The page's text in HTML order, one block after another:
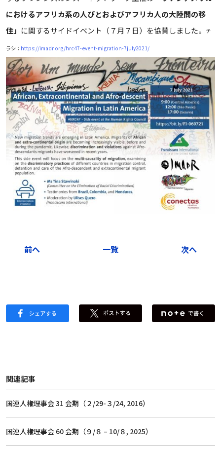
におけるアフリカ系の人びとおよびアフリカ人の大陸間の移
住」 に関するサイドイベント（７月７日）を協賛しました。 チ
ラシ： https://imadr.org/hrc47-event-migration-7july2021/
前へ 一覧 次へ
関連記事
国連人権理事会 31 会期（２/29-３/24, 2016）
国連人権理事会 60 会期（９/８ – 10/８, 2025）